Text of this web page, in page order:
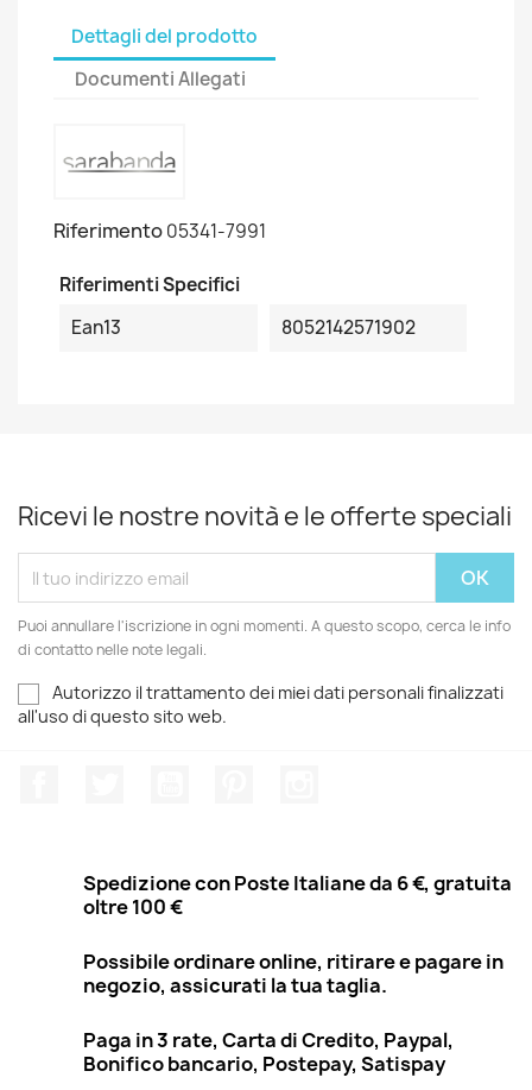
Dettagli del prodotto
Documenti Allegati
Riferimento05341-7991
Riferimenti Specifici
Ean13
8052142571902
Ricevi le nostre novità e le offerte speciali
Puoi annullare l'iscrizione in ogni momenti. A questo scopo, cerca le info
di contatto nelle note legali.
Autorizzo il trattamento dei miei dati personali finalizzati
all'uso di questo sito web.
Spedizione con Poste Italiane da 6 €, gratuita
oltre 100 €
Possibile ordinare online, ritirare e pagare in
negozio, assicurati la tua taglia.
Paga in 3 rate, Carta di Credito, Paypal,
Bonifico bancario, Postepay, Satispay